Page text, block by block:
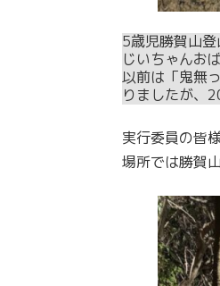
5歳児勝賀山
じいちゃんお
以前は「鬼無
りましたが、
実行委員の皆
場所では勝賀